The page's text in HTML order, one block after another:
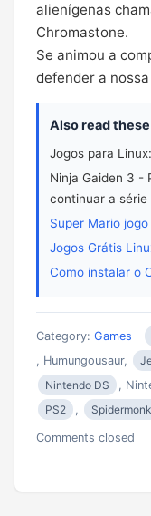
alienígenas
Chromastone.
Se animou a
defender a nossa
Also read
Jogos para
Ninja Gaiden 3 -
continuar a série
Super Mario
Jogos Grátis
Como instalar o
Category: Games
, Humungousaur,
Nintendo DS
,
PS2
,
Comments closed